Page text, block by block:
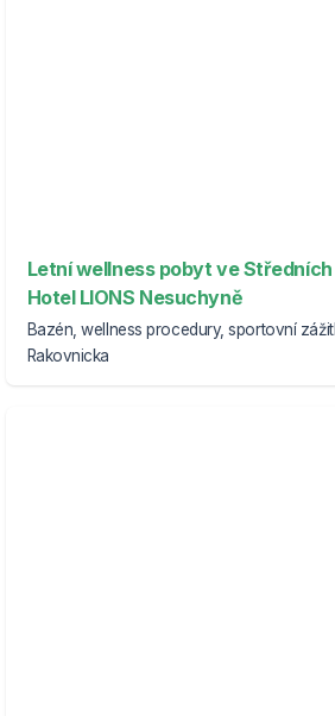
Letní wellness pobyt ve
Hotel LIONS Nesuchyně
Bazén, wellness procedury, sportovní
Rakovnicka